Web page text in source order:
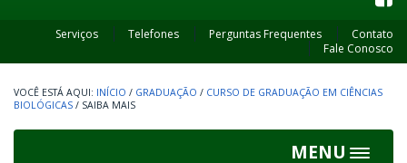
Serviços Telefones Perguntas Frequentes
Contato
Fale Conosco
INÍCIO / GRADUAÇÃO / CURSO DE GRADUAÇÃO EM CIÊNCIAS
BIOLÓGICAS / SAIBA MAIS
MENU
Toggle